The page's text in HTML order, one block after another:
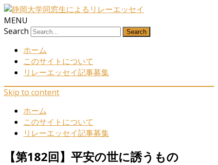
MENU
Search
ホーム
このサイトについて
リレーエッセイ記事募集
Skip to content
ホーム
このサイトについて
リレーエッセイ記事募集
【第182回】平安の世に誘うもの